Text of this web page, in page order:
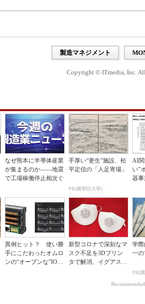
製造マネジメント
Copyright © ITmedia, Inc.
なぜ熊本に半導体産業
が集まるのか――地震
で工場稼働停止相次ぐ
手厚い“更生”施設、松
平定信の「人足寄場」
PR(國學院大學)
AI関
い”
器
異例ヒット？ 使い勝
手にこだわったオムロ
ンの“オープンな”IO-L
新型コロナで深刻なマ
スク不足を3Dプリン
タで解消、イグアスが
学
一
PR(